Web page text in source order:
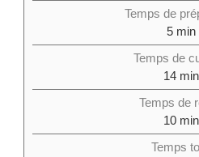
Temps de
5 min
Temps de
14 min
Temps de
10 min
Temps